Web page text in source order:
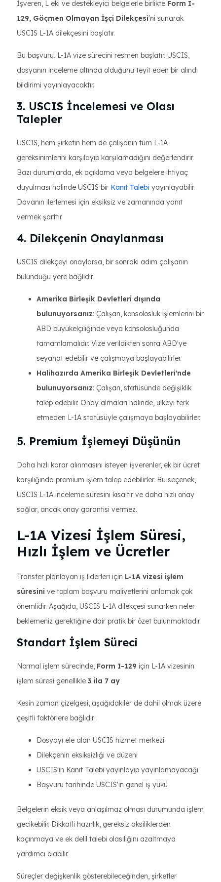
İşveren, L eki ve destekleyici belgelerle birlikte Form I-
129, Göçmen Olmayan İşçi Dilekçesi'ni sunarak
USCIS L-1A dilekçesini başlatır.
Bu başvuru, L-1A vize sürecini resmen başlatır. USCIS,
dosyanın inceleme altında olduğunu teyit eden bir alındı ​​
bildirimi yayınlayacaktır.
3. USCIS İncelemesi ve Olası
Talepler
USCIS, hem şirketin hem de çalışanın tüm L-1A
gereksinimlerini karşılayıp karşılamadığını değerlendirir.
Bazı durumlarda, ek açıklama veya belgelere ihtiyaç
duyulması halinde USCIS bir Kanıt Talebi yayınlayabilir.
Davanın ilerlemesi için eksiksiz ve zamanında yanıt
vermek şarttır.
4. Dilekçenin Onaylanması
USCIS dilekçeyi onaylarsa, bir sonraki adım çalışanın
bulunduğu yere bağlıdır:
Amerika Birleşik Devletleri dışında
bulunuyorsanız: Çalışan, konsolosluk işlemlerini bir
ABD büyükelçiliğinde veya konsolosluğunda
tamamlamalıdır. Vize verildikten sonra ABD'ye
seyahat edebilir ve çalışmaya başlayabilirler.
Halihazırda Amerika Birleşik Devletleri'nde
bulunuyorsanız: Çalışan, statüsünde değişiklik
talep edebilir. Onay almaları halinde, ülkeyi terk
etmeden L-1A statüsüyle çalışmaya başlayabilirler.
5. Premium İşlemeyi Düşünün
Daha hızlı karar alınmasını isteyen işverenler, ek bir ücret
karşılığında premium işlem talep edebilirler. Bu seçenek,
USCIS L-1A inceleme süresini kısaltır ve daha hızlı onay
sağlar, ancak onay garantisi vermez.
L-1A Vizesi İşlem Süresi,
Hızlı İşlem ve Ücretler
Transfer planlayan iş liderleri için L-1A vizesi işlem
süresini ve toplam başvuru maliyetlerini anlamak çok
önemlidir. Aşağıda, USCIS L-1A dilekçesi sunarken neler
beklemeniz gerektiğine dair pratik bir özet bulunmaktadır.
Standart İşlem Süreci
Normal işlem sürecinde, Form I-129 için L-1A vizesinin
işlem süresi genellikle 3 ila 7 ay
Kesin zaman çizelgesi, aşağıdakiler de dahil olmak üzere
çeşitli faktörlere bağlıdır:
Dosyayı ele alan USCIS hizmet merkezi
Dilekçenin eksiksizliği ve düzeni
USCIS'in Kanıt Talebi yayınlayıp yayınlamayacağı
Başvuru tarihinde USCIS'in genel iş yükü
Belgelerin eksik veya anlaşılmaz olması durumunda işlem
gecikebilir. Dikkatli hazırlık, gereksiz aksiliklerden
kaçınmaya ve ek delil talebi olasılığını azaltmaya
yardımcı olabilir.
Süreçler değişkenlik gösterebileceğinden, şirketler